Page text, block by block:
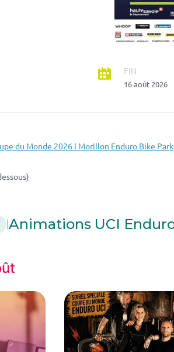
FIN
16 août 2026
du Monde 2026 l Morillon Enduro Bike Park